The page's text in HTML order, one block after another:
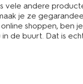
andere
je ze
shoppen, ben
de buurt. Dat is